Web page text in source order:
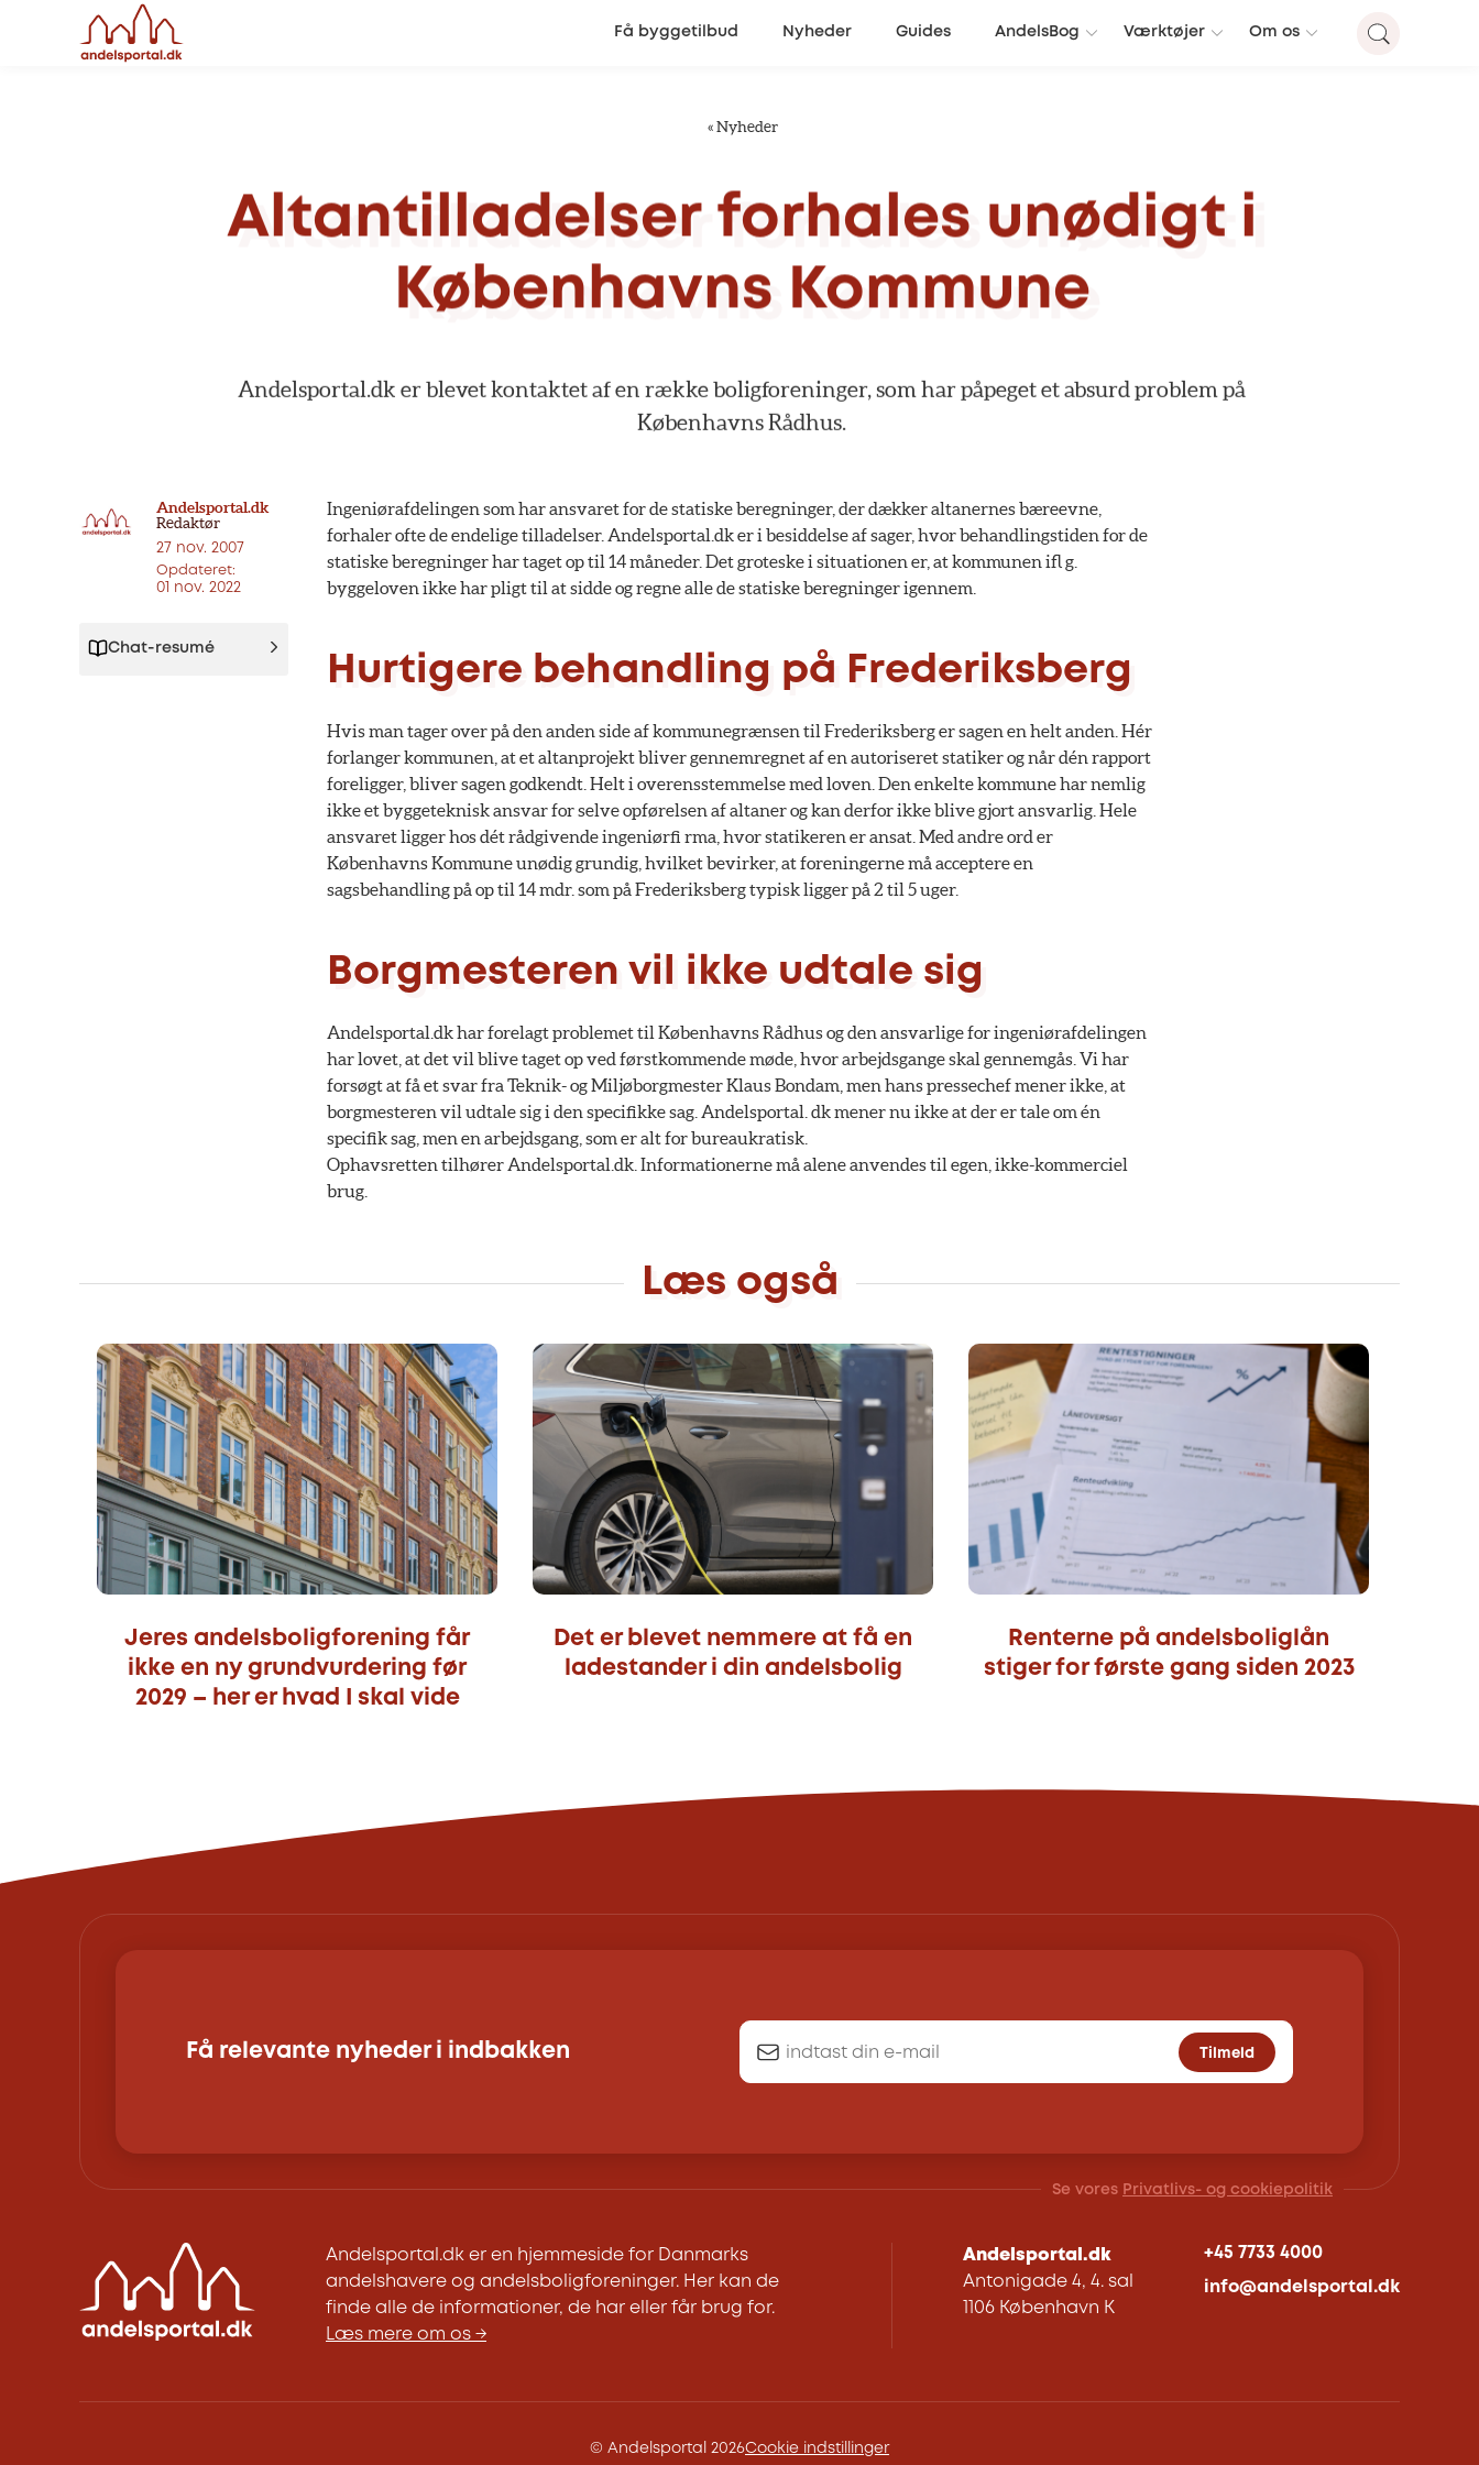
Få byggetilbud Nyheder Guides AndelsBog Værktøjer Om os
« Nyheder
Altantilladelser forhales unødigt i
Københavns Kommune
Andelsportal.dk erblevetkontaktetafen rækkeboligforeninger,som harpåpegetetabsurdproblem på
KøbenhavnsRådhus.
Andelsportal.dk
Redaktør
27 nov. 2007
Opdateret:
01 nov. 2022
Chat-resumé
Ingeniørafdelingen som har ansvaret for de statiske beregninger, der dækker altanernes bæreevne,
forhaler ofte de endelige tilladelser. Andelsportal.dk er i besiddelse af sager, hvor behandlingstiden for de
statiske beregninger har taget op til 14 måneder. Det groteske i situationen er, at kommunen ifl g.
byggeloven ikke har pligt til at sidde og regne alle de statiske beregninger igennem.
Hurtigere behandling på Frederiksberg
Hvis man tager over på den anden side af kommunegrænsen til Frederiksberg er sagen en helt anden. Hér
forlanger kommunen, at et altanprojekt bliver gennemregnet af en autoriseret statiker og når dén rapport
foreligger, bliver sagen godkendt. Helt i overensstemmelse med loven. Den enkelte kommune har nemlig
ikke et byggeteknisk ansvar for selve opførelsen af altaner og kan derfor ikke blive gjort ansvarlig. Hele
ansvaret ligger hos dét rådgivende ingeniørfi rma, hvor statikeren er ansat. Med andre ord er
Københavns Kommune unødig grundig, hvilket bevirker, at foreningerne må acceptere en
sagsbehandling på op til 14 mdr. som på Frederiksberg typisk ligger på 2 til 5 uger.
Borgmesteren vil ikke udtale sig
Andelsportal.dk har forelagt problemet til Københavns Rådhus og den ansvarlige for ingeniørafdelingen
har lovet, at det vil blive taget op ved førstkommende møde, hvor arbejdsgange skal gennemgås. Vi har
forsøgt at få et svar fra Teknik- og Miljøborgmester Klaus Bondam, men hans pressechef mener ikke, at
borgmesteren vil udtale sig i den specifikke sag. Andelsportal. dk mener nu ikke at der er tale om én
specifik sag, men en arbejdsgang, som er alt for bureaukratisk.
Ophavsretten tilhører Andelsportal.dk. Informationerne må alene anvendes til egen, ikke-kommerciel
brug.
Læs også
Jeres andelsboligforening får
ikke en ny grundvurdering før
2029 – her er hvad I skal vide
Det er blevet nemmere at få en
ladestander i din andelsbolig
Renterne på andelsboliglån
stiger for første gang siden 2023
Få relevante nyheder i indbakken Tilmeld
Se vores Privatlivs- og cookiepolitik
Andelsportal.dk er en hjemmeside for Danmarks
andelshavere og andelsboligforeninger. Her kan de
finde alle de informationer, de har eller får brug for.
Læs mere om os →
Andelsportal.dk
Antonigade 4, 4. sal
1106 København K
+45 7733 4000
info@andelsportal.dk
© Andelsportal 2026Cookie indstillinger